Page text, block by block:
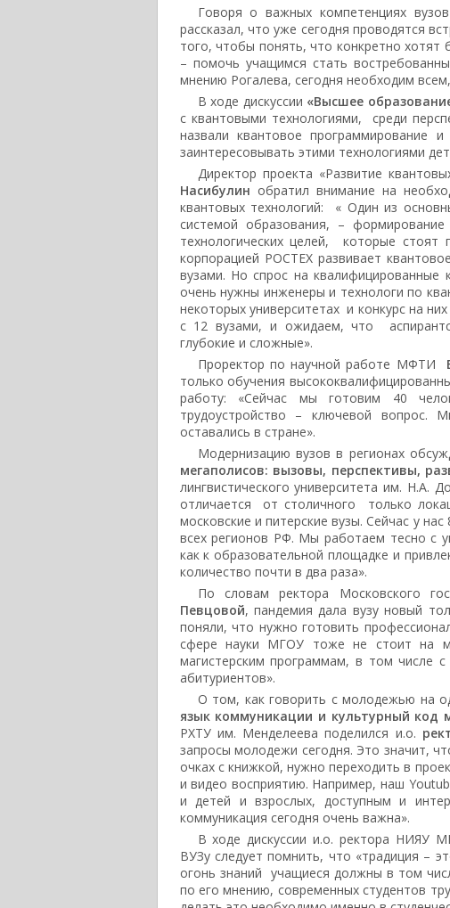
Говоря о важных компетенциях
рассказал, что уже сегодня проводятся
того, чтобы понять, что конкретно хотят
– помочь учащимся стать
мнению Рогалева, сегодня необходим
В ходе дискуссии «Высшее
с квантовыми технологиями, среди
назвали квантовое программирование
заинтересовывать этими технологиями
Директор проекта «Развитие
Насибулин обратил внимание на
квантовых технологий: « Один из
системой образования, –
технологических целей, которые
корпорацией РОСТЕХ развивает
вузами. Но спрос на
очень нужны инженеры и технологи по
некоторых университетах и конкурс на
с 12 вузами, и ожидаем, что
глубокие и сложные».
Проректор по научной работе МФТИ
только обучения
работу: «Сейчас мы готовим 40
трудоустройство – ключевой
оставались в стране».
Модернизацию вузов в регионах
мегаполисов: вызовы, перспективы,
лингвистического университета им. Н.А.
отличается от столичного только
московские и питерские вузы. Сейчас у
всех регионов РФ. Мы работаем тесно с
как к образовательной площадке и
количество почти в два раза».
По словам ректора Московского
Певцовой, пандемия дала вузу новый
поняли, что нужно готовить
сфере науки МГОУ тоже не стоит на
магистерским программам, в том числе
абитуриентов».
О том, как говорить с молодежью на
язык коммуникации и культурный код
РХТУ им. Менделеева поделился и.о.
запросы молодежи сегодня. Это значит,
очках с книжкой, нужно переходить в
и видео восприятию. Например, наш
и детей и взрослых, доступным и
коммуникация сегодня очень важна».
В ходе дискуссии и.о. ректора НИЯУ
ВУЗу следует помнить, что «традиция –
огонь знаний учащиеся должны в том
по его мнению, современных студентов